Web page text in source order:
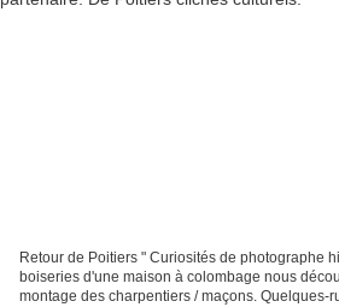
Retour de Poitiers " Curiosités de photographe
boiseries d'une maison à colombage nous
montage des charpentiers / maçons. Quelques-